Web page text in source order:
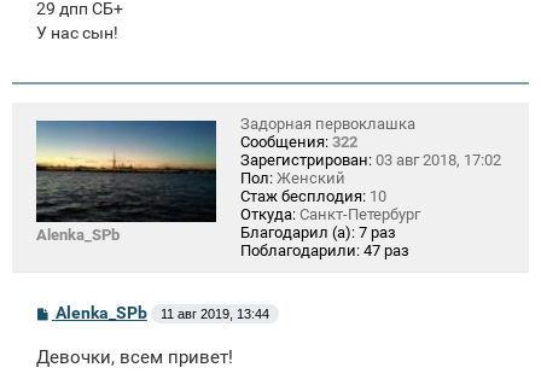
29 дпп СБ+
У нас сын!
Alenka_SPb
Задорная первоклашка
Сообщения: 322
Зарегистрирован: 03 авг 2018, 17:02
Пол: Женский
Стаж бесплодия: 10
Откуда: Санкт-Петербург
Благодарил (а): 7 раз
Поблагодарили: 47 раз
С
б
Alenka_SPb 11 авг 2019, 13:44
Девочки, всем привет!